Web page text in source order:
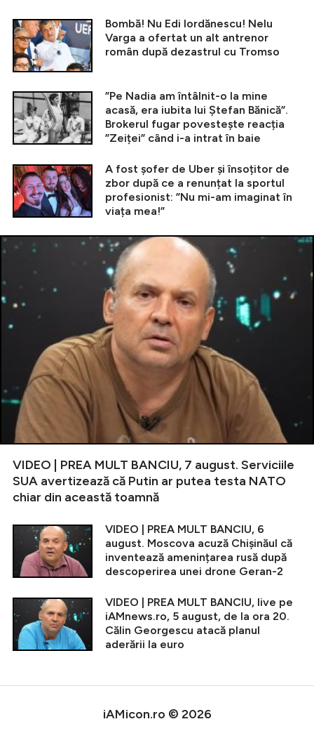
Bombă! Nu Edi Iordănescu! Nelu
Varga a ofertat un alt antrenor
român după dezastrul cu Tromso
”Pe Nadia am întâlnit-o la mine
acasă, era iubita lui Ștefan Bănică”.
Brokerul fugar povestește reacția
”Zeiței” când i-a intrat în baie
A fost șofer de Uber și însoțitor de
zbor după ce a renunțat la sportul
profesionist: ”Nu mi-am imaginat în
viața mea!”
VIDEO | PREA MULT BANCIU, 7 august. Serviciile
SUA avertizează că Putin ar putea testa NATO
chiar din această toamnă
VIDEO | PREA MULT BANCIU, 6
august. Moscova acuză Chișinăul că
inventează amenințarea rusă după
descoperirea unei drone Geran-2
VIDEO | PREA MULT BANCIU, live pe
iAMnews.ro, 5 august, de la ora 20.
Călin Georgescu atacă planul
aderării la euro
iAMicon.ro © 2026